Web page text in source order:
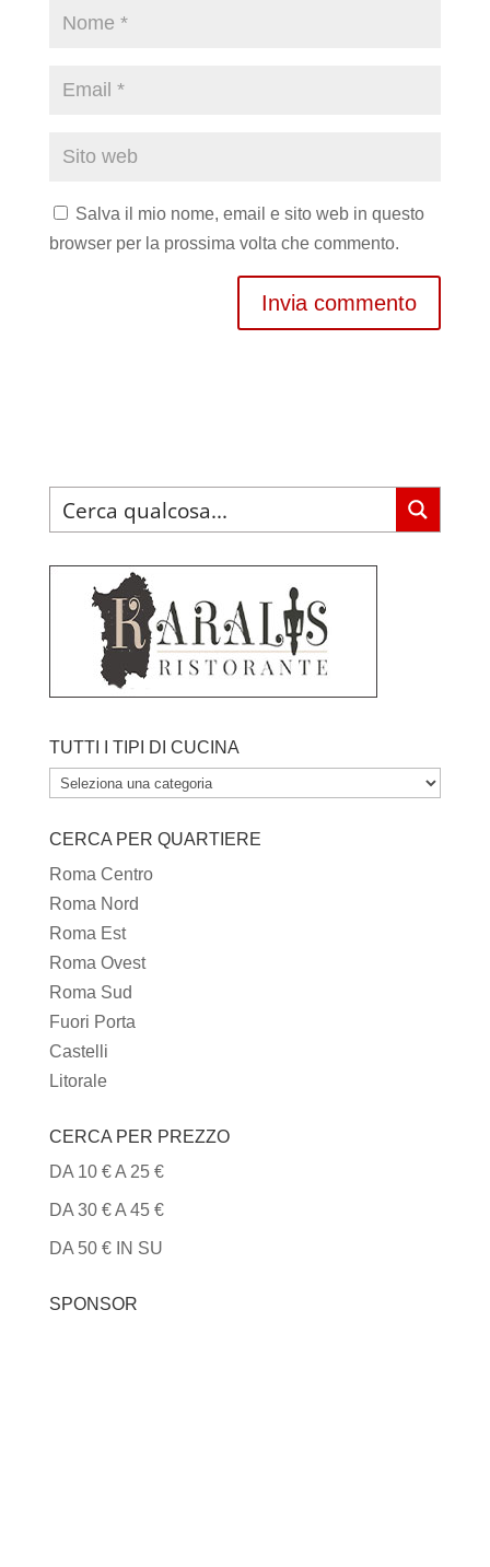
Salva il mio nome, email e sito web in questo
browser per la prossima volta che commento.
TUTTI I TIPI DI CUCINA
TUTTI
TIPI
DI
CUCINA
CERCA PER QUARTIERE
Roma Centro
Roma Nord
Roma Est
Roma Ovest
Roma Sud
Fuori Porta
Castelli
Litorale
CERCA PER PREZZO
DA 10 € A 25 €
DA 30 € A 45 €
DA 50 € IN SU
SPONSOR